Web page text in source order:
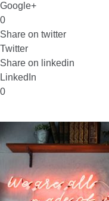
Google+
0
Share on twitter
Twitter
Share on linkedin
LinkedIn
0